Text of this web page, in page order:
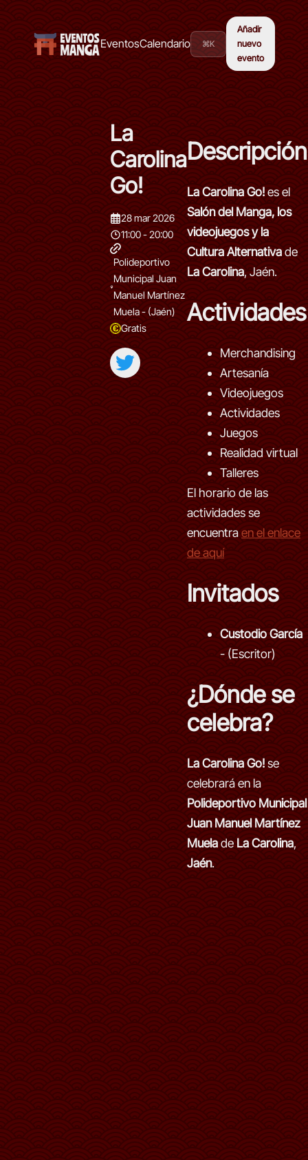
EventosCalendario ⌘K
Añadir
nuevo
evento
La
Carolina
Go!
28 mar 2026
11:00 - 20:00
Polideportivo
Municipal Juan
Manuel Martínez
Muela - (Jaén)
Gratis
Descripción
La Carolina Go!es el
Salón del Manga, los
videojuegos y la
Cultura Alternativade
La Carolina, Jaén.
Actividades
Merchandising
Artesanía
Videojuegos
Actividades
Juegos
Realidad virtual
Talleres
El horario de las
actividades se
encuentraen el enlace
de aquí
Invitados
Custodio García
- (Escritor)
¿Dónde se
celebra?
La Carolina Go!se
celebrará en la
Polideportivo Municipal
Juan Manuel Martínez
Muelade La Carolina,
Jaén.